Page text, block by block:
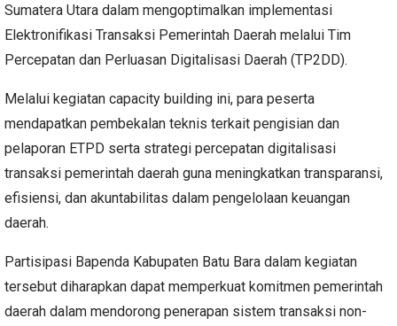
Sumatera Utara dalam mengoptimalkan implementasi
Elektronifikasi Transaksi Pemerintah Daerah melalui Tim
Percepatan dan Perluasan Digitalisasi Daerah (TP2DD).
Melalui kegiatan capacity building ini, para peserta
mendapatkan pembekalan teknis terkait pengisian dan
pelaporan ETPD serta strategi percepatan digitalisasi
transaksi pemerintah daerah guna meningkatkan transparansi,
efisiensi, dan akuntabilitas dalam pengelolaan keuangan
daerah.
Partisipasi Bapenda Kabupaten Batu Bara dalam kegiatan
tersebut diharapkan dapat memperkuat komitmen pemerintah
daerah dalam mendorong penerapan sistem transaksi non-